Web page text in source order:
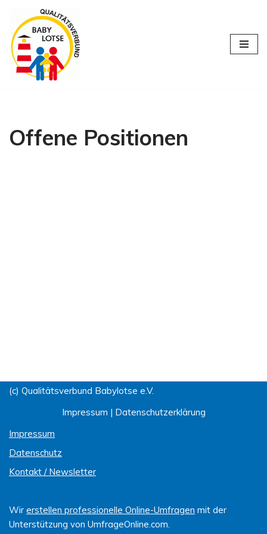
Zum
Inhalt
springen
Offene Positionen
(c) Qualitätsverbund Babylotse e.V.
Impressum | Datenschutzerklärung
Impressum
Datenschutz
Kontakt / Newsletter
Wir erstellen professionelle Online-Umfragen mit der
Unterstützung von UmfrageOnline.com.